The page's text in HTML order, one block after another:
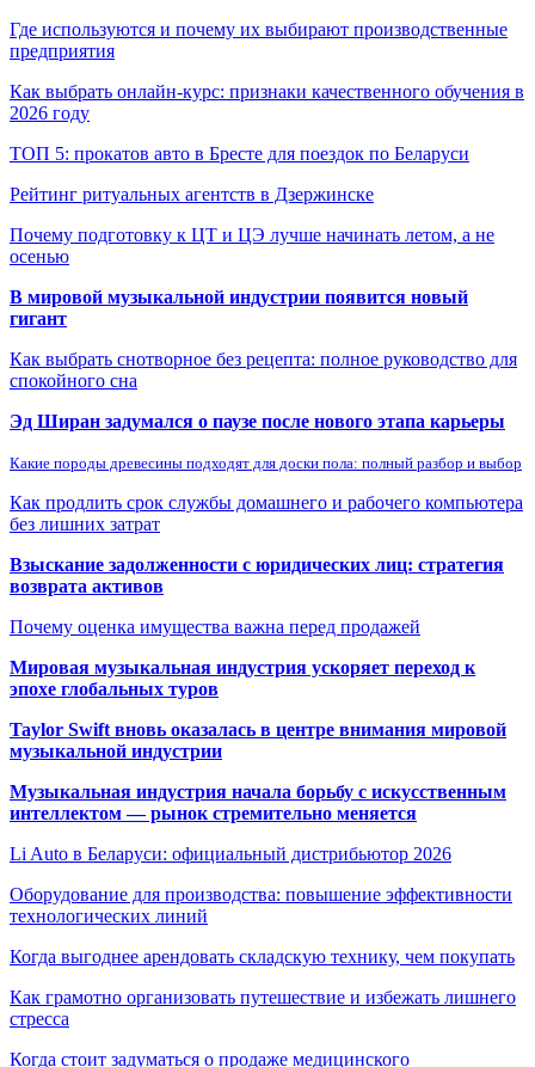
Где используются и почему их выбирают производственные
предприятия
Как выбрать онлайн-курс: признаки качественного обучения в
2026 году
ТОП 5: прокатов авто в Бресте для поездок по Беларуси
Рейтинг ритуальных агентств в Дзержинске
Почему подготовку к ЦТ и ЦЭ лучше начинать летом, а не
осенью
В мировой музыкальной индустрии появится новый
гигант
Как выбрать снотворное без рецепта: полное руководство для
спокойного сна
Эд Ширан задумался о паузе после нового этапа карьеры
Какие породы древесины подходят для доски пола: полный разбор и выбор
Как продлить срок службы домашнего и рабочего компьютера
без лишних затрат
Взыскание задолженности с юридических лиц: стратегия
возврата активов
Почему оценка имущества важна перед продажей
Мировая музыкальная индустрия ускоряет переход к
эпохе глобальных туров
Taylor Swift вновь оказалась в центре внимания мировой
музыкальной индустрии
Музыкальная индустрия начала борьбу с искусственным
интеллектом — рынок стремительно меняется
Li Auto в Беларуси: официальный дистрибьютор 2026
Оборудование для производства: повышение эффективности
технологических линий
Когда выгоднее арендовать складскую технику, чем покупать
Как грамотно организовать путешествие и избежать лишнего
стресса
Когда стоит задуматься о продаже медицинского